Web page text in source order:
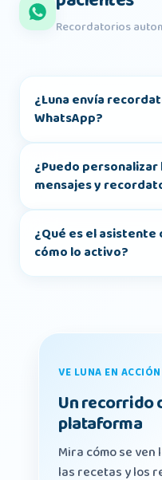
Recordatorios
¿Luna envía
WhatsApp?
¿Puedo
mensajes y
¿Qué es el asistente
cómo lo activo?
VE LUNA EN ACCIÓN
Un recorrido
plataforma
Mira cómo se
las recetas y los